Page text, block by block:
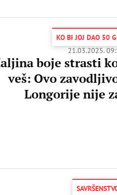
KO BI JOJ DAO 50
21.03.2025.
boje strasti
veš: Ovo
Longorije nije